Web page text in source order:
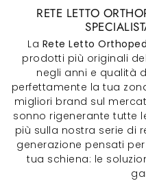
RETE LETTO
La Rete Letto
prodotti più originali
negli anni e qualità
perfettamente la tua
migliori brand sul
sonno rigenerante tutte
più sulla nostra serie di
generazione pensati
tua schiena: le